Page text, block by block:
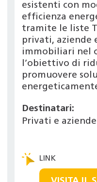
esistenti con
efficienza
tramite le liste
privati, aziende
immobiliari nel
l’obiettivo di
promuovere
Destinatari:
Privati e aziende